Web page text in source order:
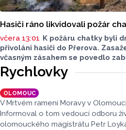
Hasiči ráno likvidovali požár
včera 13:01 K požáru chatky byli
přivoláni hasiči do Přerova.
včasným zásahem se povedlo
Rychlovky
OLOMOUC
V Mrtvém rameni Moravy v
Informoval o tom vedoucí odboru
olomouckého magistrátu Petr